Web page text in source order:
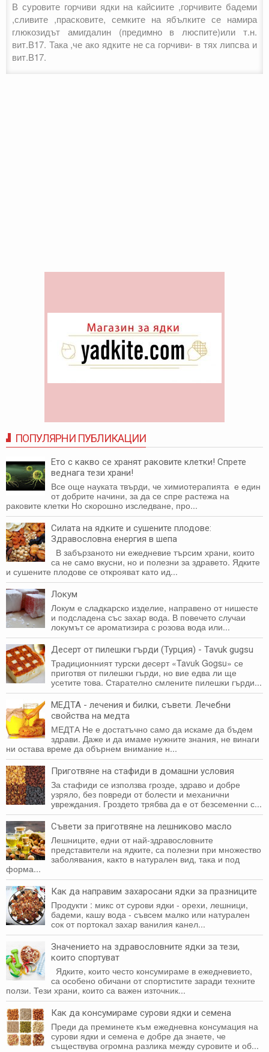
В суровите горчиви ядки на кайсиите ,горчивите бадеми
,сливите ,прасковите, семките на ябълките се намира
глюкозидът амигдалин (предимно в люспите)или т.н.
вит.В17. Така ,че ако ядките не са горчиви- в тях липсва и
вит.В17.
ПОПУЛЯРНИ ПУБЛИКАЦИИ
Ето с какво се хранят раковите клетки! Спрете
веднага тези храни!
Все още науката твърди, че химиотерапията е един
от добрите начини, за да се спре растежа на
раковите клетки Но скорошно изследване, про...
Силата на ядките и сушените плодове:
Здравословна енергия в шепа
В забързаното ни ежедневие търсим храни, които
са не само вкусни, но и полезни за здравето. Ядките
и сушените плодове се открояват като ид...
Локум
Локум е сладкарско изделие, направено от нишесте
и подсладена със захар вода. В повечето случаи
локумът се ароматизира с розова вода или...
Десерт от пилешки гърди (Турция) - Tavuk gugsu
Традиционният турски десерт «Tavuk Gogsu» се
приготвя от пилешки гърди, но вие едва ли ще
усетите това. Старателно смлените пилешки гърди...
МЕДТА - лечения и билки, съвети. Лечебни
свойства на медта
МЕДТА Не е достатъчно само да искаме да бъдем
здрави. Даже и да имаме нужните знания, не винаги
ни оста­ва време да обърнем внимание н...
Приготвяне на стафиди в домашни условия
За стафиди се използва грозде, здраво и добре
узряло, без повреди от болести и механични
увреждания. Гроздето трябва да е от безсеменни с...
Съвети за приготвяне на лешниково масло
Лешниците, едни от най-здравословните
представители на ядките, са полезни при множество
заболявания, както в натурален вид, така и под
форма...
Как да направим захаросани ядки за празниците
Продукти : микс от сурови ядки - орехи, лешници,
бадеми, кашу вода - съвсем малко или натурален
сок от портокал захар ванилия канел...
Значението на здравословните ядки за тези,
които спортуват
Ядките, които често консумираме в ежедневието,
са особено обичани от спортистите заради техните
ползи. Тези храни, които са важен източник...
Как да консумираме сурови ядки и семена
Преди да преминете към ежедневна консумация на
сурови ядки и семена е добре да знаете, че
съществува огромна разлика между суровите и об...